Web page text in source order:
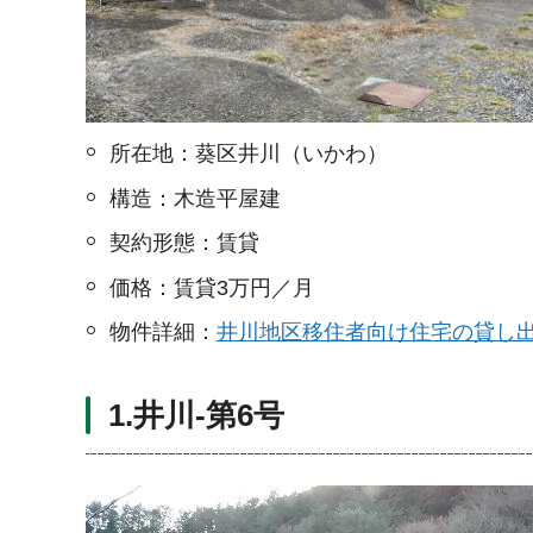
所在地：葵区井川（いかわ）
構造：木造平屋建
契約形態：賃貸
価格：賃貸3万円／月
物件詳細： 井川地区移住者向け住宅の貸し
1.井川-第6号